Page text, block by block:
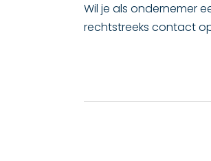
Wil je als ondernemer
rechtstreeks contact